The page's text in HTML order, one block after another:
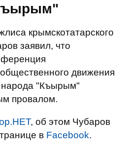
крымскотатарского
заявил, что
движения
народа "Къырым"
провалом.
, об этом Чубаров
в Facebook.